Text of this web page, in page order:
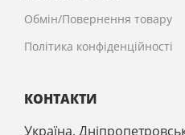
Обмін/Повернення товару
Політика конфіденційності
КОНТАКТИ
Україна,